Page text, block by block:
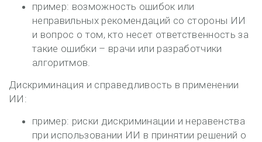
пример: возможность ошибок или
неправильных рекомендаций со стороны ИИ
и вопрос о том, кто несет ответственность за
такие ошибки – врачи или разработчики
алгоритмов.
Дискриминация и справедливость в применении
ИИ:
пример: риски дискриминации и неравенства
при использовании ИИ в принятии решений о